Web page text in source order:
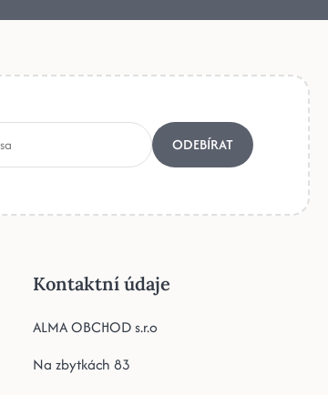
ODEBÍRAT
Kontaktní údaje
ALMA OBCHOD s.r.o
Na zbytkách 83